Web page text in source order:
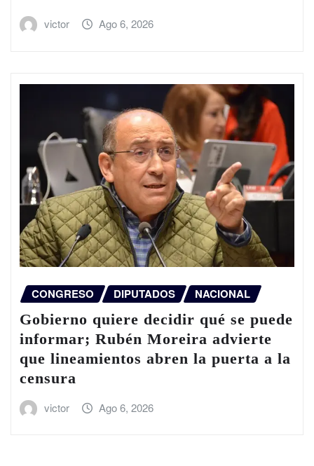
victor Ago 6, 2026
CONGRESO DIPUTADOS NACIONAL
Gobierno quiere decidir qué se puede
informar; Rubén Moreira advierte
que lineamientos abren la puerta a la
censura
victor Ago 6, 2026